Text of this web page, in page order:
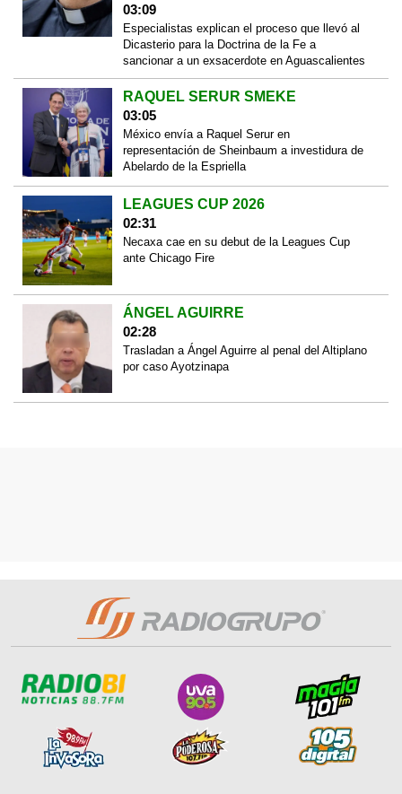
03:09
Especialistas explican el proceso que llevó al
Dicasterio para la Doctrina de la Fe a
sancionar a un exsacerdote en Aguascalientes
RAQUEL SERUR SMEKE
03:05
México envía a Raquel Serur en
representación de Sheinbaum a investidura de
Abelardo de la Espriella
LEAGUES CUP 2026
02:31
Necaxa cae en su debut de la Leagues Cup
ante Chicago Fire
ÁNGEL AGUIRRE
02:28
Trasladan a Ángel Aguirre al penal del Altiplano
por caso Ayotzinapa